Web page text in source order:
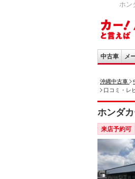
ホン
中古車 メ
沖縄中古車
口コミ・レ
ホンダ
来店予約可